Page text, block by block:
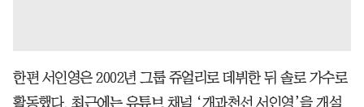
한편 서인영은 2002년 그룹 쥬얼리로 데뷔한 뒤 솔로 가수로
활동했다. 최근에는 유튜브 채널 ‘개과천선 서인영’을 개설